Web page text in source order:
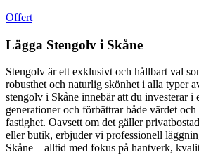
Offert
Lägga Stengolv i Skåne
Stengolv är ett exklusivt och hållbart val
robusthet och naturlig skönhet i alla typer
stengolv i Skåne innebär att du investerar i
generationer och förbättrar både värdet
fastighet. Oavsett om det gäller
eller butik, erbjuder vi professionell
Skåne – alltid med fokus på hantverk,